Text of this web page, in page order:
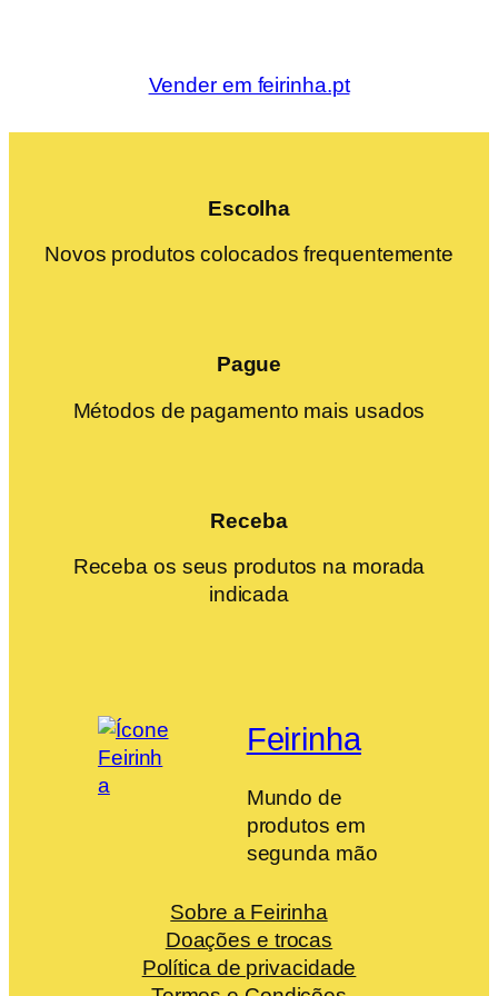
Vender em feirinha.pt
Escolha
Novos produtos colocados frequentemente
Pague
Métodos de pagamento mais usados
Receba
Receba os seus produtos na morada
indicada
Feirinha
Mundo de
produtos em
segunda mão
Sobre a Feirinha
Doações e trocas
Política de privacidade